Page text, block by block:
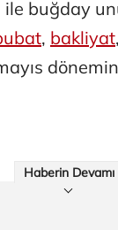
buğday
, bakliyat
Haberin Devamı